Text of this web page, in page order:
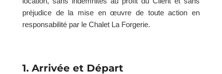
préjudice de la mise en œuvre de toute action en
responsabilité par le Chalet La Forgerie.
1. Arrivée et Départ